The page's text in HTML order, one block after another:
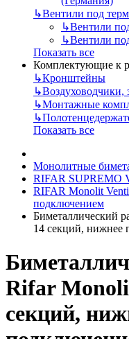
↳Вентили под
↳Вентили
↳Вентили
Показать все
Комплектующие к
↳Кронштейны
↳Воздуховодчики,
↳Монтажные
↳
Показать все
Монолитные
RIFAR SUPREMO
RIFAR Monolit
подключением
Биметаллический
14 секций, нижнее
Rifar
секций,